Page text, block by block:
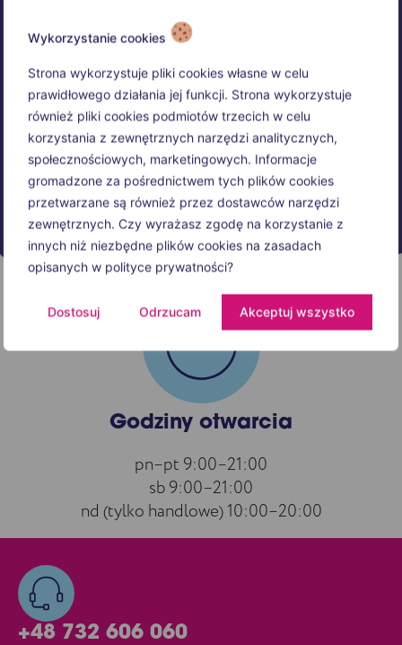
Wykorzystanie cookies
Strona wykorzystuje pliki cookies własne w celu
prawidłowego działania jej funkcji. Strona wykorzystuje
również pliki cookies podmiotów trzecich w celu
korzystania z zewnętrznych narzędzi analitycznych,
społecznościowych, marketingowych. Informacje
gromadzone za pośrednictwem tych plików cookies
przetwarzane są również przez dostawców narzędzi
zewnętrznych. Czy wyrażasz zgodę na korzystanie z
innych niż niezbędne plików cookies na zasadach
opisanych w polityce prywatności?
Dostosuj Odrzucam Akceptuj wszystko
Godziny otwarcia
pn–pt 9:00–21:00
sb 9:00–21:00
nd (tylko handlowe) 10:00–20:00
+48 732 606 060